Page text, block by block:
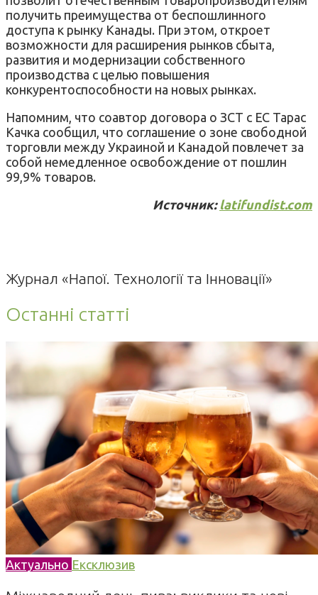
получить преимущества от беспошлинного
доступа к рынку Канады. При этом, откроет
возможности для расширения рынков сбыта,
развития и модернизации собственного
производства с целью повышения
конкурентоспособности на новых рынках.
Напомним, что соавтор договора о ЗСТ с ЕС Тарас
Качка сообщил, что соглашение о зоне свободной
торговли между Украиной и Канадой повлечет за
собой немедленное освобождение от пошлин
99,9% товаров.
Источник: latifundist.com
Журнал «Напої. Технології та Інновації»
Останні статті
Актуально Ексклюзив